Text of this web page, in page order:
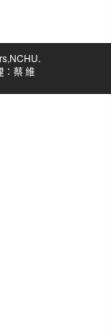
：蔡 維